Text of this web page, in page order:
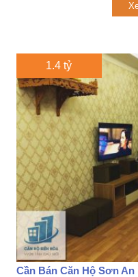
1.4 tỷ
Cần Bán Căn Hộ Sơn